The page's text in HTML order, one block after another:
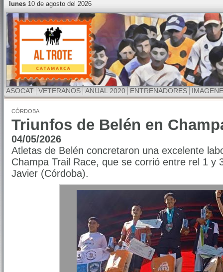
lunes10 de agosto del 2026
ASOCAT VETERANOS ANUAL 2020 ENTRENADORES
CÓRDOBA
Triunfos de Belén en
04/05/2026
Atletas de Belén concretaron una excelente
Champa Trail Race, que se corrió entre rel 1 y
Javier (Córdoba).